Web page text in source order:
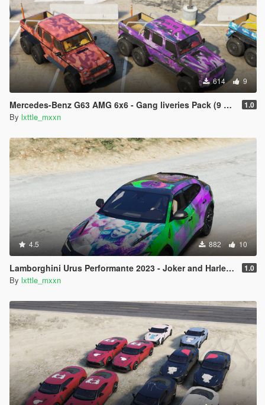
614 9
Mercedes-Benz G63 AMG 6x6 - Gang liveries Pack (9 variants) 1.0
By lxttle_mxxn
4.5 882 10
Lamborghini Urus Performante 2023 - Joker and Harley Quinn 1.0
By lxttle_mxxn